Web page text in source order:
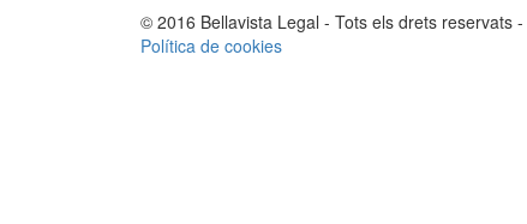
© 2016 Bellavista Legal - Tots els drets reservats -
Política de cookies